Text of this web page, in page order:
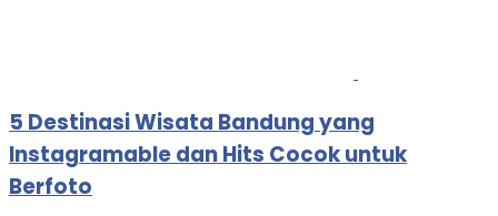
5 Destinasi Wisata Bandung yang
Instagramable dan Hits Cocok untuk
Berfoto